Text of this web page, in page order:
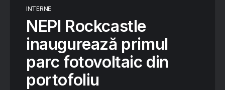
INTERNE
NEPI Rockcastle
inaugurează primul
parc fotovoltaic din
portofoliu